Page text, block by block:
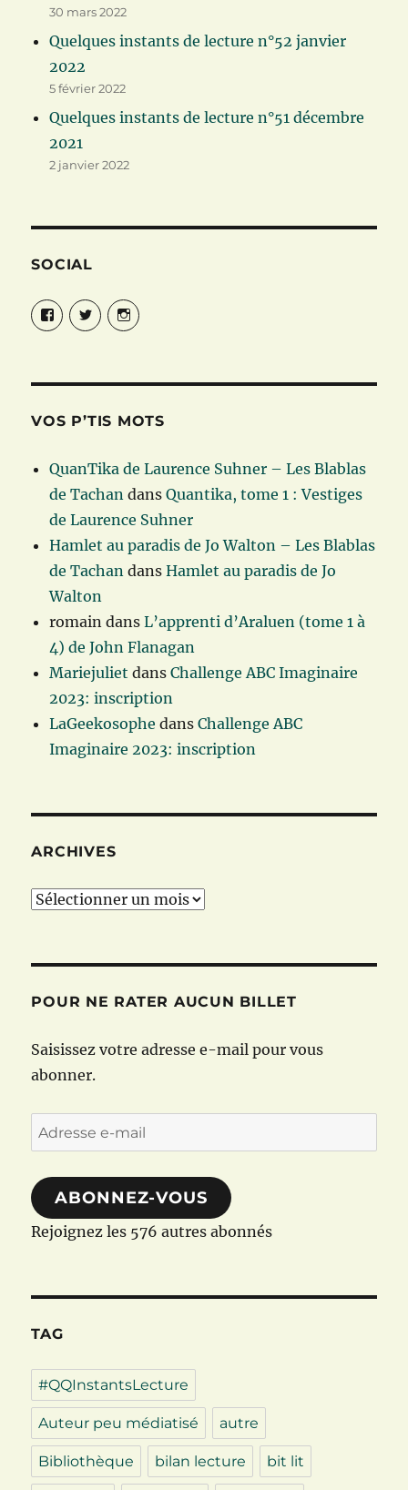
30 mars 2022
Quelques instants de lecture n°52 janvier
2022
5 février 2022
Quelques instants de lecture n°51 décembre
2021
2 janvier 2022
SOCIAL
FacebookTwitterInstagram
VOS P’TIS MOTS
QuanTika de Laurence Suhner – Les Blablas
de Tachan dansQuantika, tome 1 : Vestiges
de Laurence Suhner
Hamlet au paradis de Jo Walton – Les Blablas
de Tachan dansHamlet au paradis de Jo
Walton
romain dansL’apprenti d’Araluen (tome 1 à
4) de John Flanagan
Mariejuliet dansChallenge ABC Imaginaire
2023: inscription
LaGeekosophe dansChallenge ABC
Imaginaire 2023: inscription
ARCHIVES
Archives
POUR NE RATER AUCUN BILLET
Saisissez votre adresse e-mail pour vous
abonner.
Adresse
e-
mail
ABONNEZ-VOUS
Rejoignez les 576 autres abonnés
TAG
#QQInstantsLecture
Auteur peu médiatisé autre
Bibliothèque bilan lecture bit lit